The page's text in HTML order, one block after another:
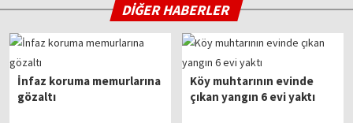
DİĞER HABERLER
İnfaz koruma memurlarına
gözaltı
Köy muhtarının evinde
çıkan yangın 6 evi yaktı